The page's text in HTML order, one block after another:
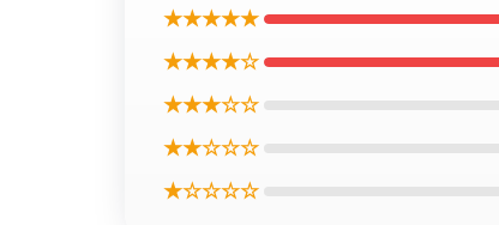
★★★★★
★★★★☆
★★★☆☆
★★☆☆☆
★☆☆☆☆